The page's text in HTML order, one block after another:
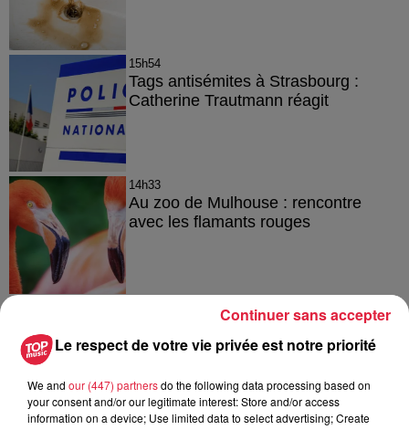
15h54
Tags antisémites à Strasbourg :
Catherine Trautmann réagit
14h33
Au zoo de Mulhouse : rencontre
avec les flamants rouges
À découvrir également
Le respect de votre vie privée est notre priorité
We and our (447) partnersdo the following data processing based on
your consent and/or our legitimate interest: Store and/or access
information on a device; Use limited data to select advertising; Create
Continuer sans accepter